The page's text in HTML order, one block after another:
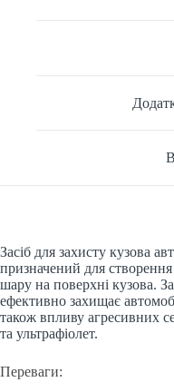
Засіб для захисту кузова
призначений для
шару на поверхні кузова.
ефективно захищає
також впливу агресивних
та ультрафіолет.
Переваги: